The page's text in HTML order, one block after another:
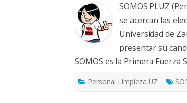
SOMOS PLUZ
se acercan las
Universidad de
presentar su
SOMOS es la Primera Fuerza
Personal Limpieza UZ